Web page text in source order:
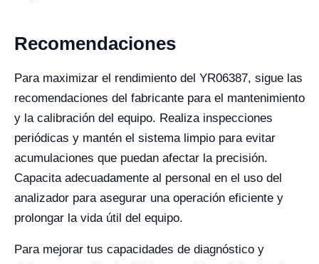
Recomendaciones
Para maximizar el rendimiento del YR06387, sigue las
recomendaciones del fabricante para el mantenimiento
y la calibración del equipo. Realiza inspecciones
periódicas y mantén el sistema limpio para evitar
acumulaciones que puedan afectar la precisión.
Capacita adecuadamente al personal en el uso del
analizador para asegurar una operación eficiente y
prolongar la vida útil del equipo.
Para mejorar tus capacidades de diagnóstico y